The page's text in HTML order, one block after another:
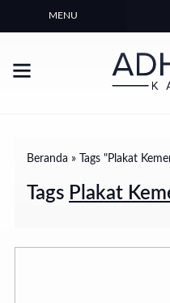
MENU
Beranda » Tags "Plakat
Tags Plakat